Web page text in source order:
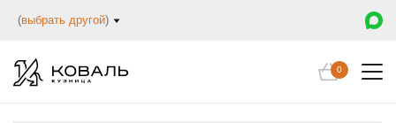
(выбрать другой)
0